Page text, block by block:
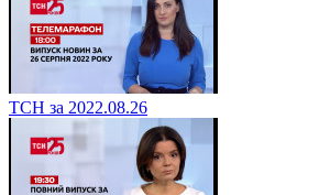
ТСН за 2022.08.26